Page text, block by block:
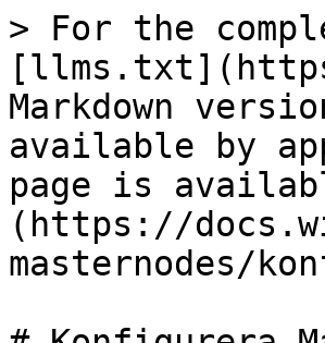
> For the
Markdown
available by
page is
(https://
masternodes/